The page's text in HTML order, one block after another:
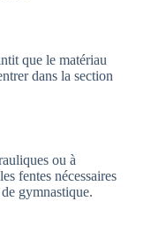
que le matériau
dans la section
ou à
fentes nécessaires
gymnastique.